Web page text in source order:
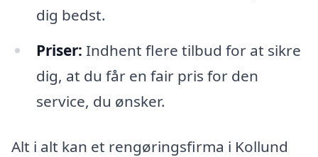
dig bedst.
Priser: Indhent flere tilbud for at sikre
dig, at du får en fair pris for den
service, du ønsker.
Alt i alt kan et rengøringsfirma i Kollund